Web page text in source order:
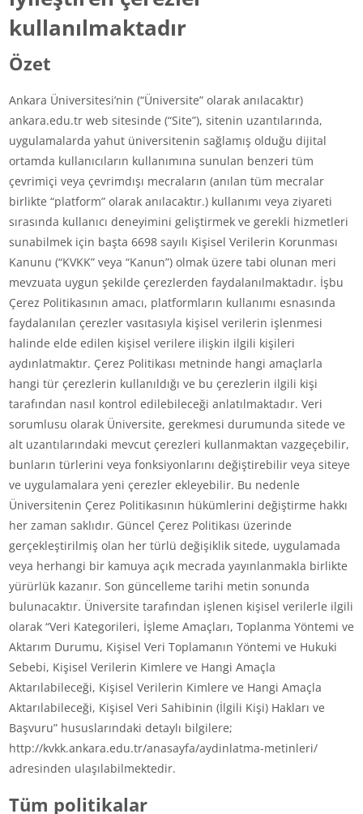
kullanılmaktadır
Özet
Ankara Üniversitesi’nin (“Üniversite” olarak anılacaktır)
ankara.edu.tr web sitesinde (“Site”), sitenin uzantılarında,
uygulamalarda yahut üniversitenin sağlamış olduğu dijital
ortamda kullanıcıların kullanımına sunulan benzeri tüm
çevrimiçi veya çevrimdışı mecraların (anılan tüm mecralar
birlikte “platform” olarak anılacaktır.) kullanımı veya ziyareti
sırasında kullanıcı deneyimini geliştirmek ve gerekli hizmetleri
sunabilmek için başta 6698 sayılı Kişisel Verilerin Korunması
Kanunu (“KVKK” veya “Kanun”) olmak üzere tabi olunan meri
mevzuata uygun şekilde çerezlerden faydalanılmaktadır. İşbu
Çerez Politikasının amacı, platformların kullanımı esnasında
faydalanılan çerezler vasıtasıyla kişisel verilerin işlenmesi
halinde elde edilen kişisel verilere ilişkin ilgili kişileri
aydınlatmaktır. Çerez Politikası metninde hangi amaçlarla
hangi tür çerezlerin kullanıldığı ve bu çerezlerin ilgili kişi
tarafından nasıl kontrol edilebileceği anlatılmaktadır. Veri
sorumlusu olarak Üniversite, gerekmesi durumunda sitede ve
alt uzantılarındaki mevcut çerezleri kullanmaktan vazgeçebilir,
bunların türlerini veya fonksiyonlarını değiştirebilir veya siteye
ve uygulamalara yeni çerezler ekleyebilir. Bu nedenle
Üniversitenin Çerez Politikasının hükümlerini değiştirme hakkı
her zaman saklıdır. Güncel Çerez Politikası üzerinde
gerçekleştirilmiş olan her türlü değişiklik sitede, uygulamada
veya herhangi bir kamuya açık mecrada yayınlanmakla birlikte
yürürlük kazanır. Son güncelleme tarihi metin sonunda
bulunacaktır. Üniversite tarafından işlenen kişisel verilerle ilgili
olarak “Veri Kategorileri, İşleme Amaçları, Toplanma Yöntemi ve
Aktarım Durumu, Kişisel Veri Toplamanın Yöntemi ve Hukuki
Sebebi, Kişisel Verilerin Kimlere ve Hangi Amaçla
Aktarılabileceği, Kişisel Verilerin Kimlere ve Hangi Amaçla
Aktarılabileceği, Kişisel Veri Sahibinin (İlgili Kişi) Hakları ve
Başvuru” hususlarındaki detaylı bilgilere;
http://kvkk.ankara.edu.tr/anasayfa/aydinlatma-metinleri/
adresinden ulaşılabilmektedir.
Tüm politikalar